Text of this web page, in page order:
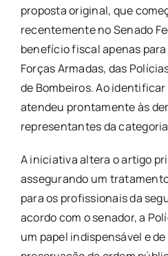
proposta original, que
recentemente no Senado
benefício fiscal apenas
Forças Armadas, das
de Bombeiros. Ao
atendeu prontamente às
representantes da
A iniciativa altera o artigo
assegurando um
para os profissionais da
acordo com o senador, a
um papel indispensável e